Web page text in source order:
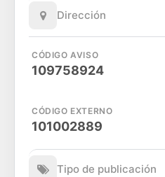
Dirección
CÓDIGO AVISO
109758924
CÓDIGO EXTERNO
101002889
Tipo de publicación